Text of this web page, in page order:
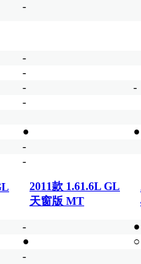
-
-
-
-
-
-
●
●
-
-
2011款 1.61.6L GL
天窗版 MT
-
●
●
○
-